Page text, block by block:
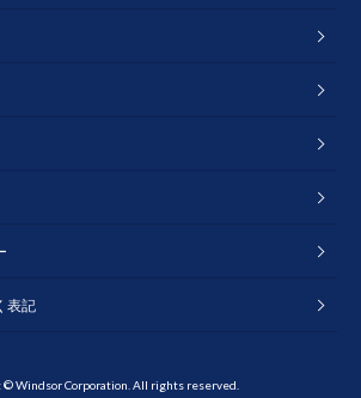
表記
© Windsor Corporation. All rights reserved.